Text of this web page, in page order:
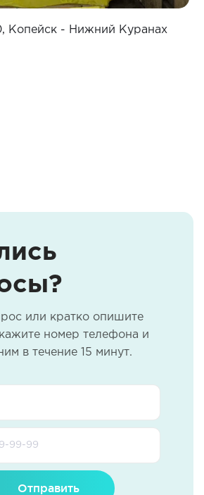
Копейск - Нижний Куранах
или кратко опишите
номер телефона и
в течение 15 минут.
Отправить